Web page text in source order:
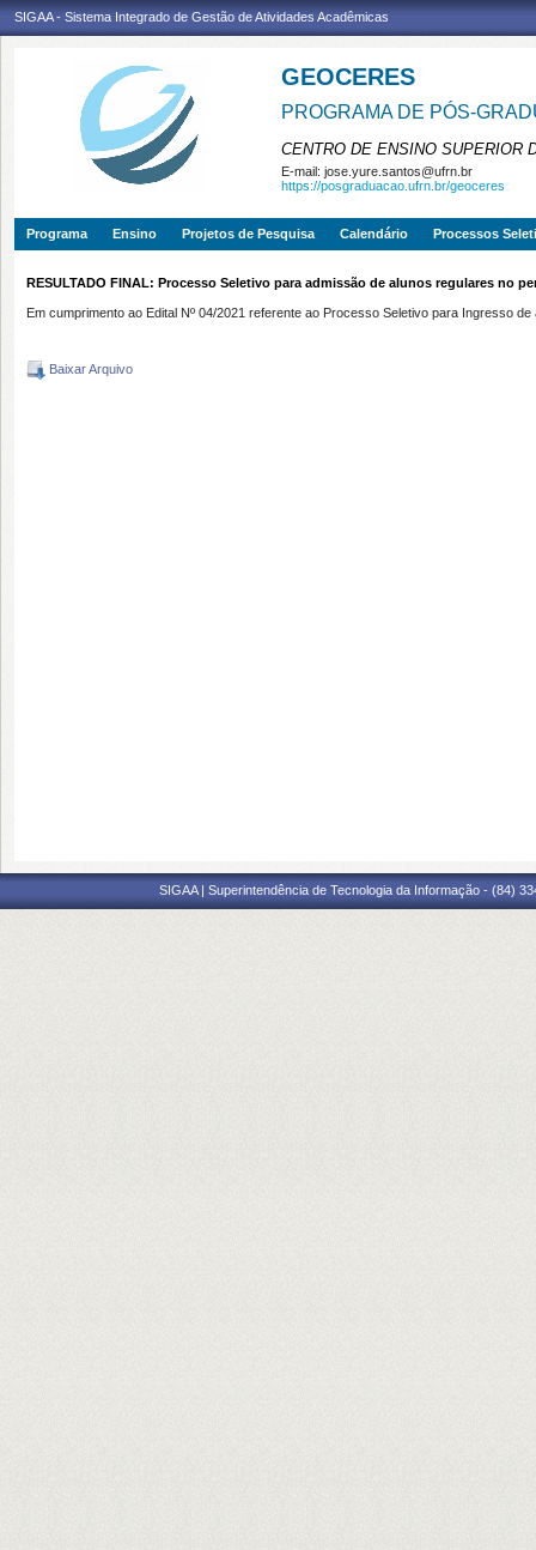
SIGAA - Sistema Integrado de Gestão de Atividades Acadêmicas
GEOCERES
PROGRAMA DE PÓS-
CENTRO DE ENSINO SUPERIOR
E-mail: jose.yure.santos@ufrn.br
https://posgraduacao.ufrn.br/geoceres
Programa Ensino Projetos de Pesquisa Calendário Processos
RESULTADO FINAL: Processo Seletivo para admissão de alunos regulares no
Em cumprimento ao Edital Nº 04/2021 referente ao Processo Seletivo para Ingresso
Baixar Arquivo
SIGAA | Superintendência de Tecnologia da Informação - (84)